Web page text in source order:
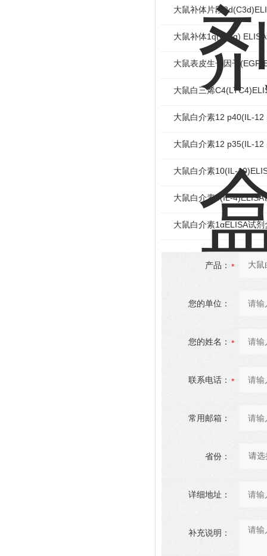
大鼠补体片段
大鼠补体1q(C1-q)
大鼠表皮生长因子
大鼠白三烯
大鼠白介素12 p40(IL-12
大鼠白介素12 p35(IL-12
大鼠白介素10(IL-
大鼠白介素4(IL-4)ELISA
大鼠白介素1αELISA试剂
产品：
您的单位：
您的姓名：
联系电话：
常用邮箱：
省份：
详细地址：
补充说明：